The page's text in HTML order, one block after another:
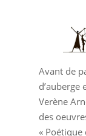
Avant de
d’auberge
Verène
des
«